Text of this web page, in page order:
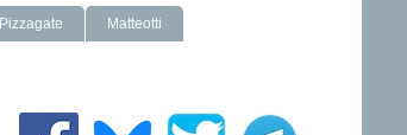
Pizzagate Matteotti